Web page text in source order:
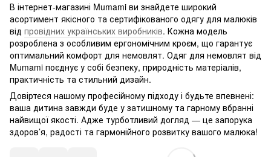
В інтернет-магазині Mumami ви знайдете широкий
асортимент якісного та сертифікованого одягу для малюків
від провідних українських виробників. Кожна модель
розроблена з особливим ергономічним кроєм, що гарантує
оптимальний комфорт для немовлят. Одяг для немовлят від
Mumami поєднує у собі безпеку, природність матеріалів,
практичність та стильний дизайн.
Довіртеся нашому професійному підходу і будьте впевнені:
ваша дитина завжди буде у затишному та гарному вбранні
найвищої якості. Адже турботливий догляд — це запорука
здоров’я, радості та гармонійного розвитку вашого малюка!